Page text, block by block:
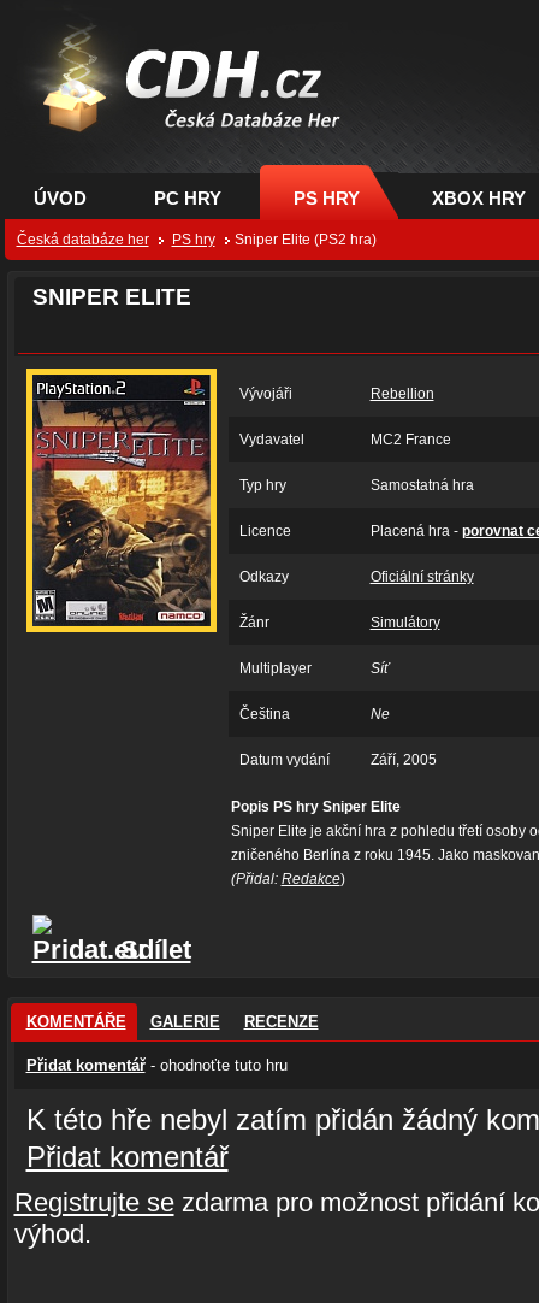
CDH.cz - hry na PC,
PS, XBOX - Česká
databáze her
ÚVOD PC HRY PS HRY XBOX HRY
Česká databáze her PS hry Sniper Elite (PS2 hra)
SNIPER ELITE
Vývojáři Rebellion
Vydavatel MC2 France
Typ hry Samostatná hra
Licence Placená hra - porovnat
Odkazy Oficiální stránky
Žánr Simulátory
Multiplayer Síť
Čeština Ne
Datum vydání Září, 2005
Popis PS hry Sniper Elite
Sniper Elite je akční hra z pohledu třetí osoby
zničeného Berlína z roku 1945. Jako
(Přidal: Redakce)
Sdílet
KOMENTÁŘE GALERIE RECENZE
Přidat komentář- ohodnoťte tuto hru
K této hře nebyl zatím přidán žádný
Přidat komentář
Registrujte sezdarma pro možnost přidání
výhod.